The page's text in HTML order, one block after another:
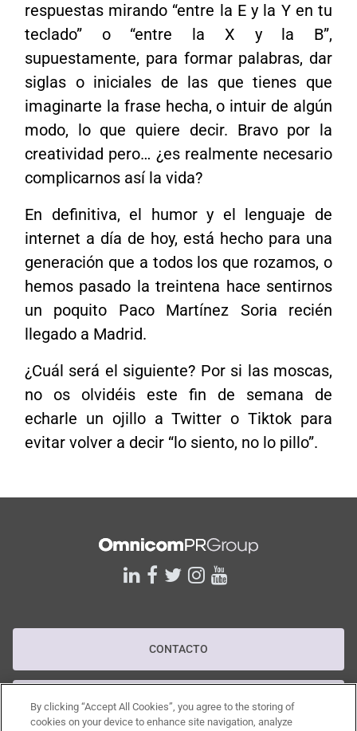
respuestas mirando “entre la E y la Y en tu
teclado” o “entre la X y la B”,
supuestamente, para formar palabras, dar
siglas o iniciales de las que tienes que
imaginarte la frase hecha, o intuir de algún
modo, lo que quiere decir. Bravo por la
creatividad pero… ¿es realmente necesario
complicarnos así la vida?
En definitiva, el humor y el lenguaje de
internet a día de hoy, está hecho para una
generación que a todos los que rozamos, o
hemos pasado la treintena hace sentirnos
un poquito Paco Martínez Soria recién
llegado a Madrid.
¿Cuál será el siguiente? Por si las moscas,
no os olvidéis este fin de semana de
echarle un ojillo a Twitter o Tiktok para
evitar volver a decir “lo siento, no lo pillo”.
linkedin
facebook
twitterinstagram
youtube
CONTACTO
POLÍTICA DE PRIVACIDAD
By clicking “Accept All Cookies”, you agree to the storing of
cookies on your device to enhance site navigation, analyze